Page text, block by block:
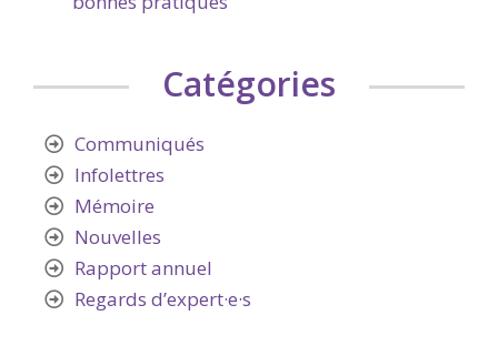
Catégories
Communiqués
Infolettres
Mémoire
Nouvelles
Rapport annuel
Regards d’expert·e·s